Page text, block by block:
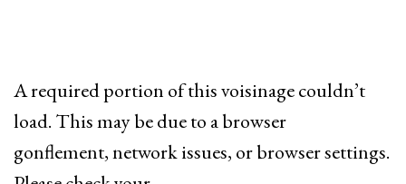
A required portion of this voisinage couldn’t
load. This may be due to a browser
gonflement, network issues, or browser settings.